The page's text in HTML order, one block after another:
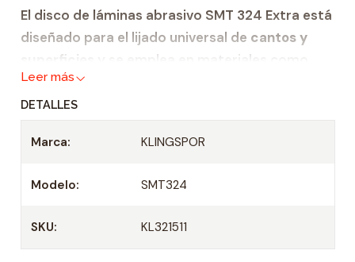
El disco de láminas abrasivo SMT 324 Extra está
diseñado para el lijado universal de cantos y
superficies
y se emplea en materiales como
acero inoxidable y
acero. El producto abrasivo convence por
su buena tasa de remoción y está
profesionales y los aficionados. Quien da
modo de trabajo rápido, se beneficia de las
excelentes propiedades del SMT 324 Extra
Leer más
DETALLES
Marca: KLINGSPOR
Modelo: SMT324
SKU: KL321511